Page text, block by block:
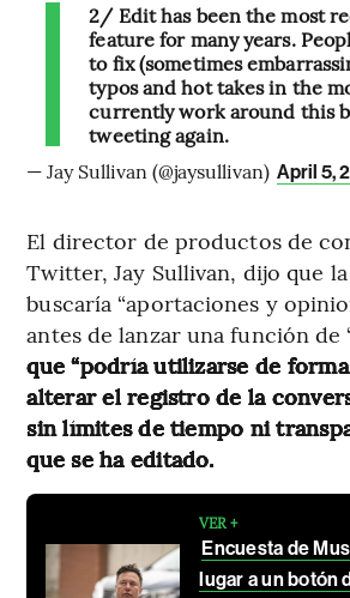
2/ Edit has been the most
feature for many years.
to fix (sometimes
typos and hot takes in the
currently work around this
tweeting again.
— Jay Sullivan (@jaysullivan) April 5,
El director de productos de
Twitter, Jay Sullivan, dijo que
buscaría “aportaciones y
antes de lanzar una función de
que “podría utilizarse de
alterar el registro de la
sin límites de tiempo ni
que se ha editado.
VER +
Encuesta de
lugar a un botón